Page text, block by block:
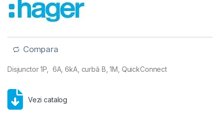
Compara
Disjunctor 1P, 6A, 6kA, curbă B, 1M, QuickConnect
Vezi catalog